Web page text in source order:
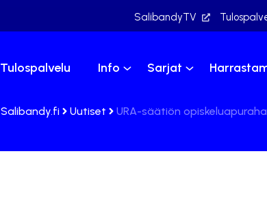
SalibandyTV
Tulospalvelu Info Sarjat
Salibandy.fi Uutiset URA-säätiön